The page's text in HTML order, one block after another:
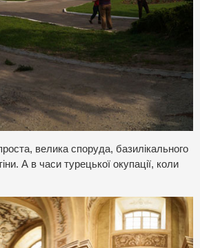
велика споруда, базилікального
А в часи турецької окупації, коли